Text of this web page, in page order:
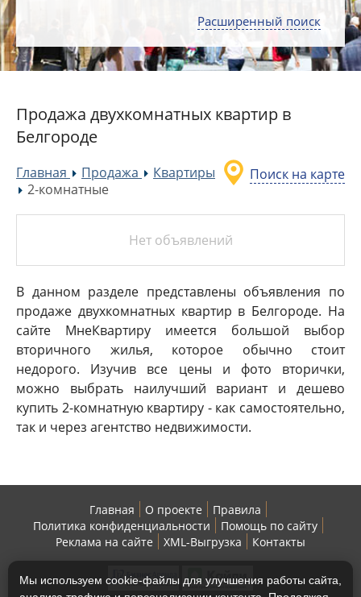
Расширенный поиск
Продажа двухкомнатных квартир в
Белгороде
Поиск на карте
Главная »Продажа »Квартиры
»
2-комнатные
Нет объявлений
В данном разделе представлены объявления по
продаже двухкомнатных квартир в Белгороде. На
сайте МнеКвартиру имеется большой выбор
вторичного жилья, которое обычно стоит
недорого. Изучив все цены и фото вторички,
можно выбрать наилучший вариант и дешево
купить 2-комнатную квартиру - как самостоятельно,
так и через агентство недвижимости.
Главная О проекте
Правила
Политика конфиденциальности
Помощь по сайту
Реклама на сайте
XML-Выгрузка Контакты
Мы используем cookie-файлы для улучшения работы сайта,